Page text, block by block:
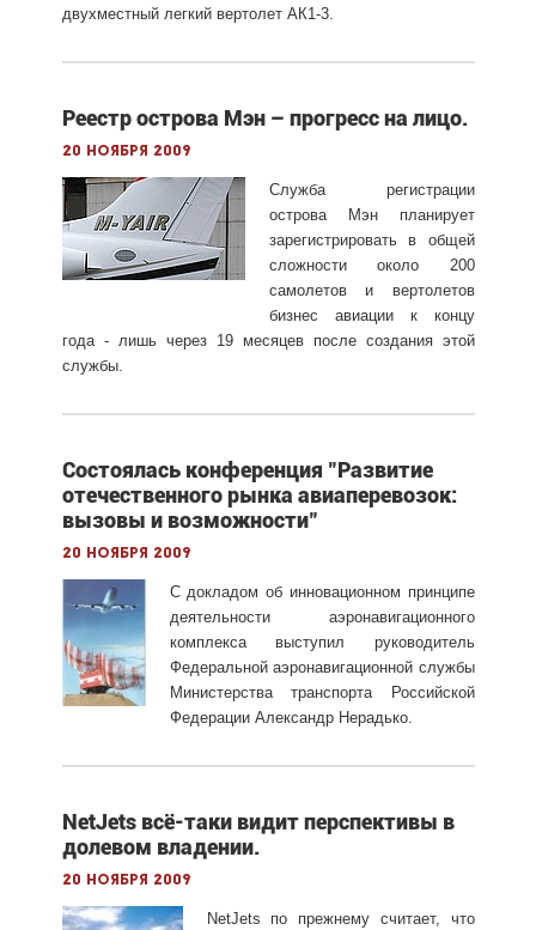
двухместный легкий вертолет АК1-3.
Реестр острова Мэн – прогресс на лицо.
20 ноября 2009
Служба регистрации
острова Мэн планирует
зарегистрировать в общей
сложности около 200
самолетов и вертолетов
бизнес авиации к концу
года - лишь через 19 месяцев после создания этой
службы.
Состоялась конференция "Развитие
отечественного рынка авиаперевозок:
вызовы и возможности"
20 ноября 2009
С докладом об инновационном принципе
деятельности аэронавигационного
комплекса выступил руководитель
Федеральной аэронавигационной службы
Министерства транспорта Российской
Федерации Александр Нерадько.
NetJets всё-таки видит перспективы в
долевом владении.
20 ноября 2009
NetJets по прежнему считает, что